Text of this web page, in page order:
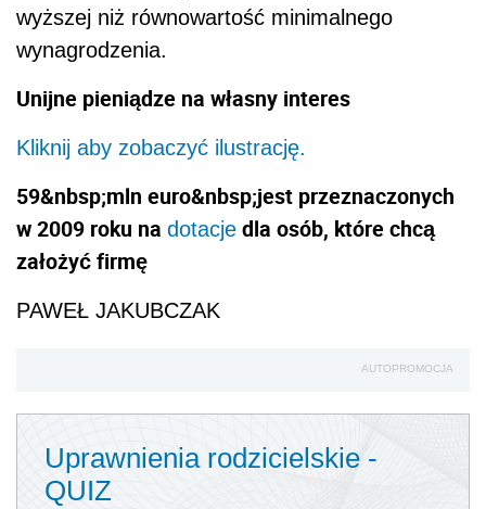
wyższej niż równowartość minimalnego
wynagrodzenia.
Unijne pieniądze na własny interes
Kliknij aby zobaczyć ilustrację.
59&nbsp;mln euro&nbsp;jest przeznaczonych
w 2009 roku na dotacje dla osób, które chcą
założyć firmę
PAWEŁ JAKUBCZAK
AUTOPROMOCJA
Uprawnienia rodzicielskie -
QUIZ